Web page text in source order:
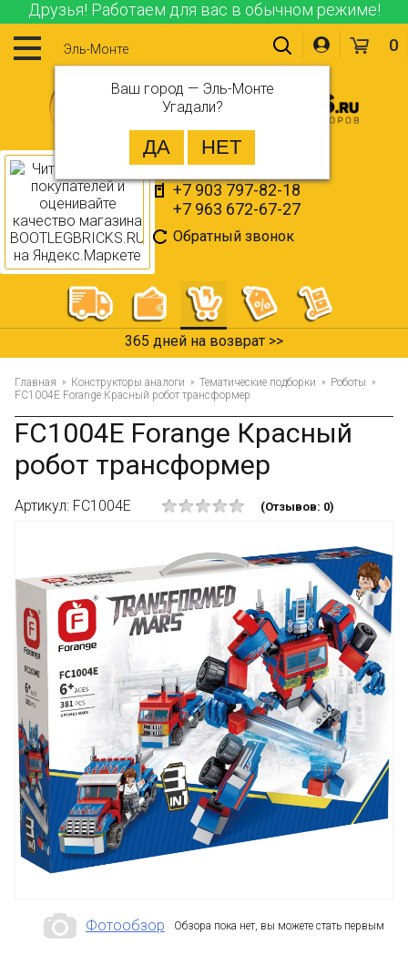
Друзья! Работаем для вас в обычном режиме!
Эль-Монте
Ваш город — Эль-Монте
Угадали?
+7 903 797-82-18
+7 963 672-67-27
Обратный звонок
0
365 дней на возврат >>
Главная Конструкторы аналоги Тематические подборки
Роботы
FC1004E Forange Красный робот трансформер
FC1004E Forange Красный
робот трансформер
Артикул: FC1004E (Отзывов: 0)
Фотообзор Обзора пока нет, вы можете стать первым